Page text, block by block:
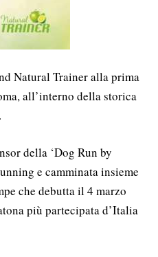
Natural Trainer alla prima
all’interno della storica
della ‘Dog Run by
e camminata insieme
che debutta il 4 marzo
più partecipata d’Italia